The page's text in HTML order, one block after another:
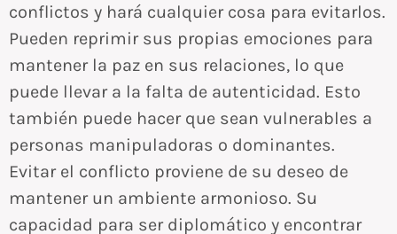
conflictos y hará cualquier cosa para evitarlos.
Pueden reprimir sus propias emociones para
mantener la paz en sus relaciones, lo que
puede llevar a la falta de autenticidad. Esto
también puede hacer que sean vulnerables a
personas manipuladoras o dominantes.
Evitar el conflicto proviene de su deseo de
mantener un ambiente armonioso. Su
capacidad para ser diplomático y encontrar